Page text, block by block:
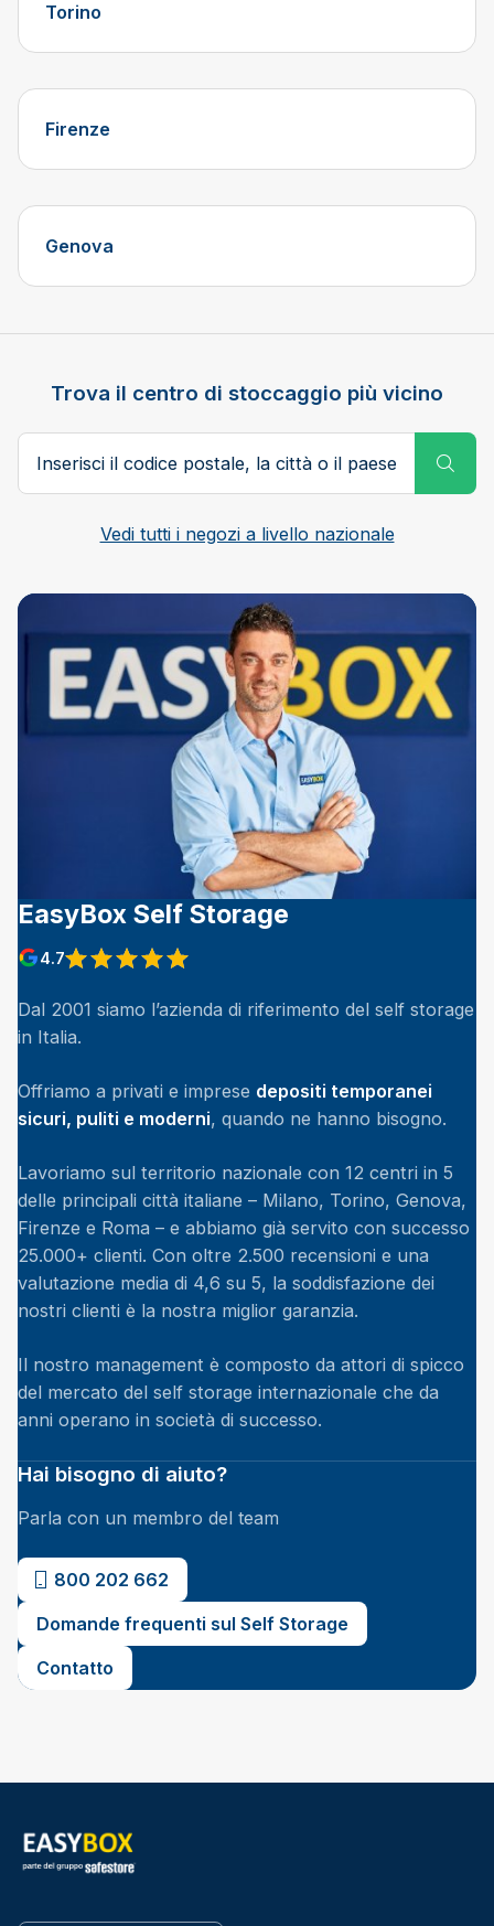
Torino
Firenze
Genova
Trova il centro di stoccaggio più vicino
Codice postale, città o paese
Vedi tutti i negozi a livello nazionale
EasyBox Self Storage
4.7
View reviews on Google
Dal 2001 siamo l’azienda di riferimento del self storage
in Italia.
Offriamo a privati e imprese depositi temporanei
sicuri, puliti e moderni, quando ne hanno bisogno.
Lavoriamo sul territorio nazionale con 12 centri in 5
delle principali città italiane – Milano, Torino, Genova,
Firenze e Roma – e abbiamo già servito con successo
25.000+ clienti. Con oltre 2.500 recensioni e una
valutazione media di 4,6 su 5, la soddisfazione dei
nostri clienti è la nostra miglior garanzia.
Il nostro management è composto da attori di spicco
del mercato del self storage internazionale che da
anni operano in società di successo.
Hai bisogno di aiuto?
Parla con un membro del team
800 202 662
Domande frequenti sul Self Storage
Contatto